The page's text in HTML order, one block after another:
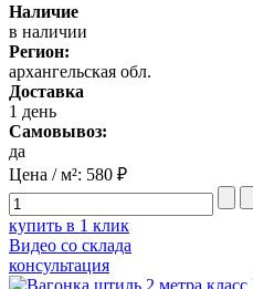
Наличие
в наличии
Регион:
архангельская обл.
Доставка
1 день
Самовывоз:
да
Цена / м²: 580 ₽
купить в 1 клик
Видео со склада
консультация